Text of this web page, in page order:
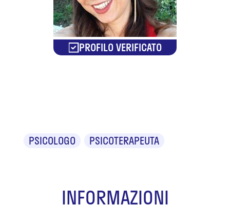
PROFILO VERIFICATO
PSICOLOGO PSICOTERAPEUTA
INFORMAZIONI